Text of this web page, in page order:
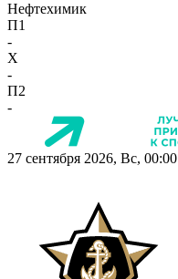
Нефтехимик
П1
-
X
-
П2
-
27 сентября 2026, Вс, 00:00